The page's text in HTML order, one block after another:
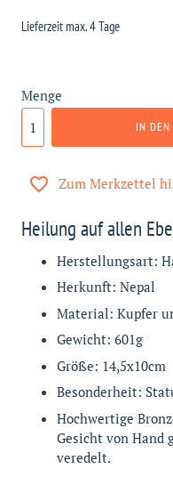
Lieferzeit max. 4 Tage
Menge
IN DEN
Zum Merkzettel
Heilung auf allen
Herstellungsart:
Herkunft: Nepal
Material: Kupfer
Gewicht: 601g
Größe: 14,5x10cm
Besonderheit:
Hochwertige
Gesicht von Hand
veredelt.